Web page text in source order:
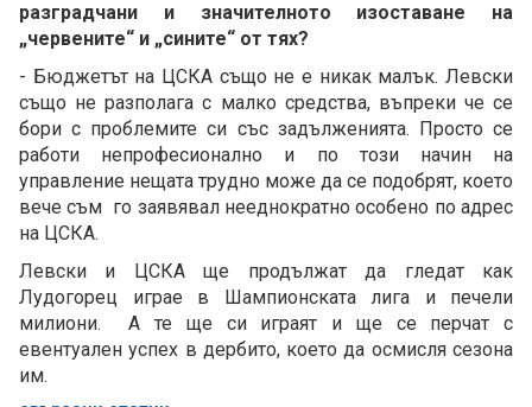
разградчани и значителното изоставане на
„червените“ и „сините“ от тях?
- Бюджетът на ЦСКА също не е никак малък. Левски
също не разполага с малко средства, въпреки че се
бори с проблемите си със задълженията. Просто се
работи непрофесионално и по този начин на
управление нещата трудно може да се подобрят, което
вече съм го заявявал нееднократно особено по адрес
на ЦСКА.
Левски и ЦСКА ще продължат да гледат как
Лудогорец играе в Шампионската лига и печели
милиони. А те ще си играят и ще се перчат с
евентуален успех в дербито, което да осмисля сезона
им.